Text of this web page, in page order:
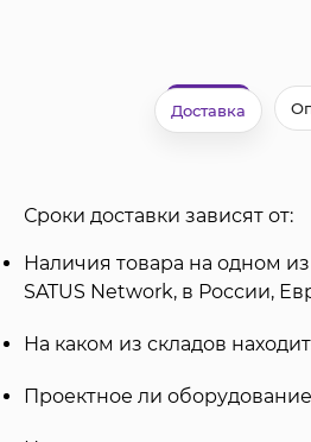
Доставка
Сроки доставки зависят от:
Наличия товара на одном
SATUS Network, в России,
На каком из складов
Проектное ли